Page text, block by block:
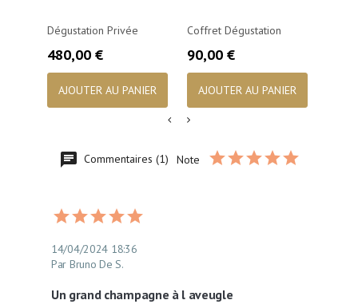
Dégustation Privée
Prix
480,00 €
AJOUTER AU PANIER
Coffret Dégustation
Prix
90,00 €
AJOUTER AU PANIER
Commentaires (1) Note
14/04/2024 18:36
Par Bruno De S.
Un grand champagne à l aveugle